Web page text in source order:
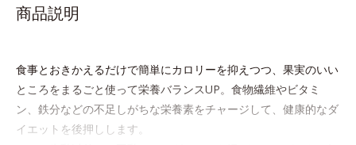
商品説明
食事とおきかえるだけで簡単にカロリーを抑えつつ、果実のいい
ところをまるごと使って栄養バランスUP。食物繊維やビタミ
ン、鉄分などの不足しがちな栄養素をチャージして、健康的なダ
イエットを後押しします。